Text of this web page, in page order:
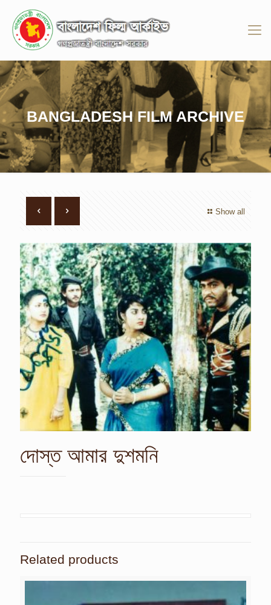
BANGLADESH FILM ARCHIVE
Show all
দোস্ত আমার দুশমনি
Related products